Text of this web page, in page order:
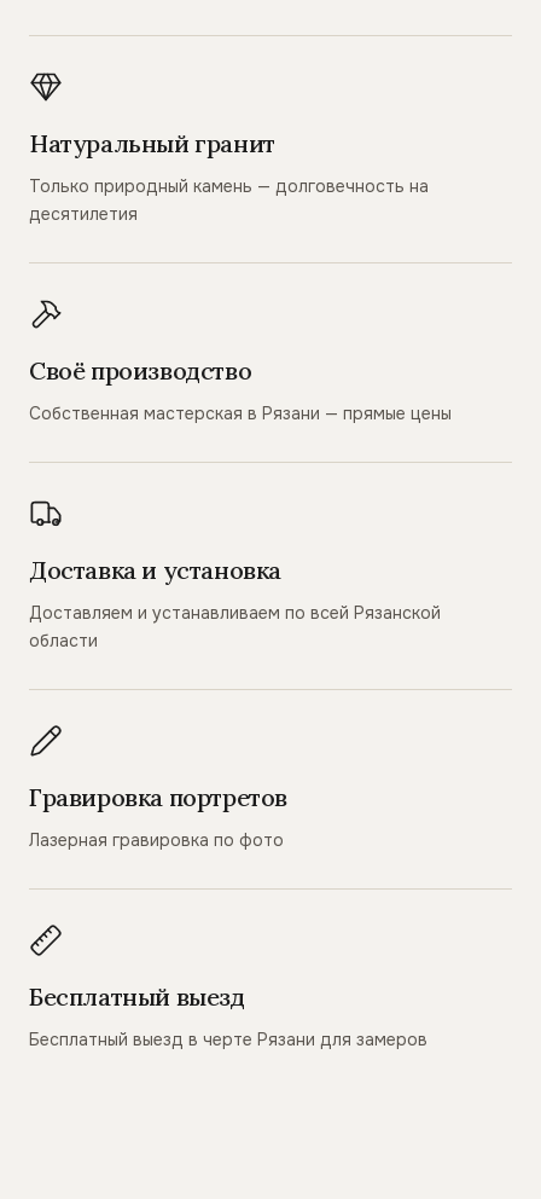
Натуральный гранит
Только природный камень — долговечность на
десятилетия
Своё производство
Собственная мастерская в Рязани — прямые цены
Доставка и установка
Доставляем и устанавливаем по всей Рязанской
области
Гравировка портретов
Лазерная гравировка по фото
Бесплатный выезд
Бесплатный выезд в черте Рязани для замеров